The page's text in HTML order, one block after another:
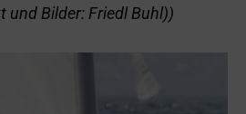
und Bilder: Friedl Buhl))